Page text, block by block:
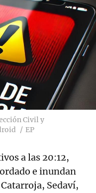
Civil y
EP
a las 20:12,
e inundan
Sedaví,